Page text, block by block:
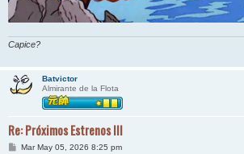
Capice?
Batvictor
Almirante de la Flota
Re: Próximos Estrenos III
MMar May 05, 2026 8:25 pm